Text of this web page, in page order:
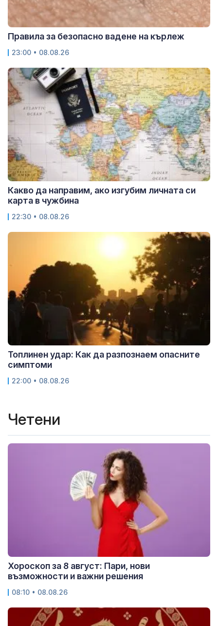
Правила за безопасно вадене на кърлеж
23:00 • 08.08.26
Какво да направим, ако изгубим личната си
карта в чужбина
22:30 • 08.08.26
Топлинен удар: Как да разпознаем опасните
симптоми
22:00 • 08.08.26
Четени
Хороскоп за 8 август: Пари, нови
възможности и важни решения
08:10 • 08.08.26